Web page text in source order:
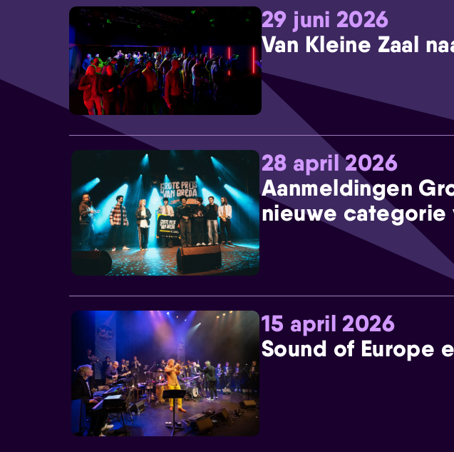
29 juni 2026
Van Kleine Zaal
28 april 2026
Aanmeldingen
nieuwe
15 april 2026
Sound of Europe